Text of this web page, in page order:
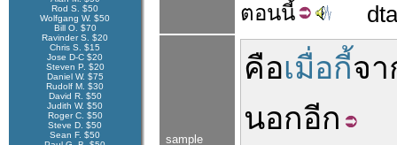
Rod S. $50
Wolfgang W. $50
Bill O. $70
Ravinder S. $20
Chris S. $15
Jose D-C $20
Steven P. $20
Daniel W. $75
Rudolf M. $30
David R. $50
Judith W. $50
Roger C. $50
Steve D. $50
Sean F. $50
ตอนนี้
sample
คือเมื่อกี้จ
นอกอีก